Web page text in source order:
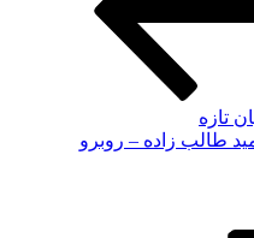
تازه
طالب زاده – روبرو